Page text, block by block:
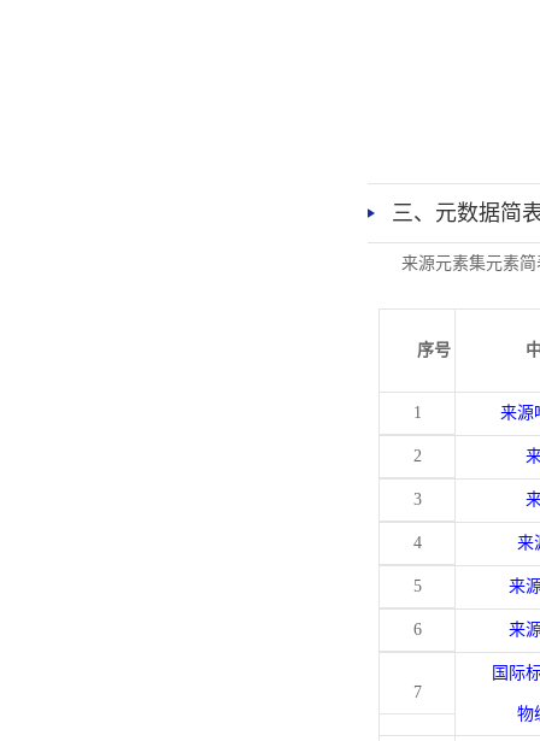
三、元数据简
来源元素集元素简
序号
1 来源
2
3
4 来
5 来
6 来
7
国际
物